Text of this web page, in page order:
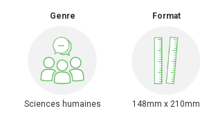
Genre
Sciences humaines
Format
148mm x 210mm